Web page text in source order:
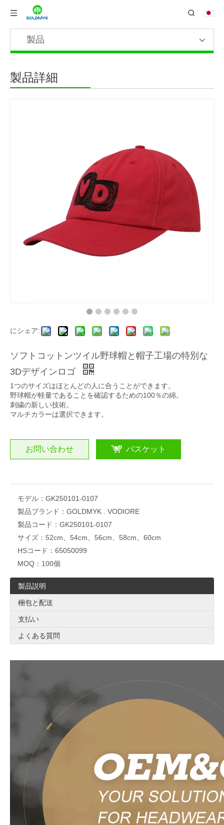
製品
製品詳細
にシェア:
ソフトコットンツイル野球帽と帽子工場の特別な
3Dデザインロゴ
1つのサイズはほとんどの人に合うことができます。
野球帽が軽量であることを確認するための100％の綿。
刺繍の新しい技術。
マルチカラーは選択できます。
お問い合わせ バスケット
モデル： GK250101-0107
製品ブランド： GOLDMYK . VODIORE
製品コード： GK250101-0107
サイズ： 52cm、54cm、56cm、58cm、60cm
HSコード： 65050099
MOQ： 100個
製品説明
梱包と配送
支払い
よくある質問